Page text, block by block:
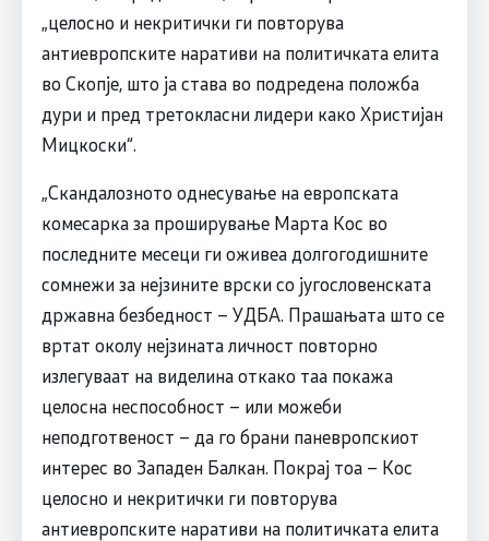
„целосно и некритички ги повторува
антиевропските наративи на политичката елита
во Скопје, што ја става во подредена положба
дури и пред третокласни лидери како Христијан
Мицкоски“.
„Скандалозното однесување на европската
комесарка за проширување Марта Кос во
последните месеци ги оживеа долгогодишните
сомнежи за нејзините врски со југословенската
државна безбедност – УДБА. Прашањата што се
вртат околу нејзината личност повторно
излегуваат на виделина откако таа покажа
целосна неспособност – или можеби
неподготвеност – да го брани паневропскиот
интерес во Западен Балкан. Покрај тоа – Кос
целосно и некритички ги повторува
антиевропските наративи на политичката елита